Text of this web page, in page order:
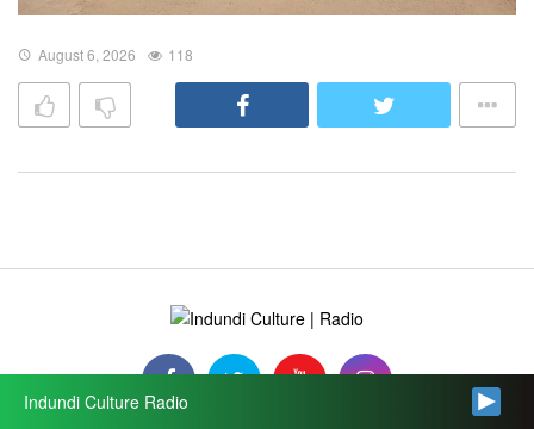
August 6, 2026 118
Indundi Culture Radio